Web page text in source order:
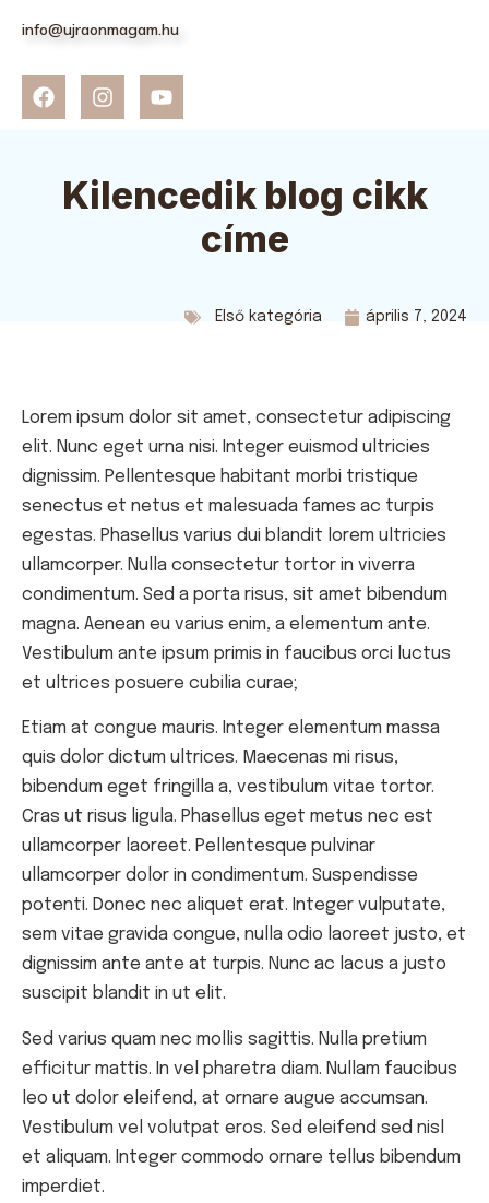
info@ujraonmagam.hu
Kilencedik blog cikk
címe
Első kategória április 7, 2024
Lorem ipsum dolor sit amet, consectetur adipiscing
elit. Nunc eget urna nisi. Integer euismod ultricies
dignissim. Pellentesque habitant morbi tristique
senectus et netus et malesuada fames ac turpis
egestas. Phasellus varius dui blandit lorem ultricies
ullamcorper. Nulla consectetur tortor in viverra
condimentum. Sed a porta risus, sit amet bibendum
magna. Aenean eu varius enim, a elementum ante.
Vestibulum ante ipsum primis in faucibus orci luctus
et ultrices posuere cubilia curae;
Etiam at congue mauris. Integer elementum massa
quis dolor dictum ultrices. Maecenas mi risus,
bibendum eget fringilla a, vestibulum vitae tortor.
Cras ut risus ligula. Phasellus eget metus nec est
ullamcorper laoreet. Pellentesque pulvinar
ullamcorper dolor in condimentum. Suspendisse
potenti. Donec nec aliquet erat. Integer vulputate,
sem vitae gravida congue, nulla odio laoreet justo, et
dignissim ante ante at turpis. Nunc ac lacus a justo
suscipit blandit in ut elit.
Sed varius quam nec mollis sagittis. Nulla pretium
efficitur mattis. In vel pharetra diam. Nullam faucibus
leo ut dolor eleifend, at ornare augue accumsan.
Vestibulum vel volutpat eros. Sed eleifend sed nisl
et aliquam. Integer commodo ornare tellus bibendum
imperdiet.